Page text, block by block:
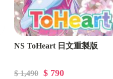
NS ToHeart 日文重製版
$ 1,490 $ 790